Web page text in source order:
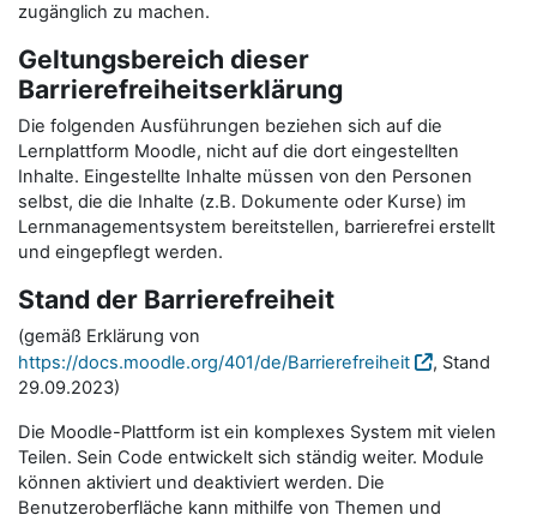
zugänglich zu machen.
Geltungsbereich dieser
Barrierefreiheitserklärung
Die folgenden Ausführungen beziehen sich auf die
Lernplattform Moodle, nicht auf die dort eingestellten
Inhalte. Eingestellte Inhalte müssen von den Personen
selbst, die die Inhalte (z.B. Dokumente oder Kurse) im
Lernmanagementsystem bereitstellen, barrierefrei erstellt
und eingepflegt werden.
Stand der Barrierefreiheit
(gemäß Erklärung von
https://docs.moodle.org/401/de/Barrierefreiheit
, Stand
29.09.2023)
Die Moodle-Plattform ist ein komplexes System mit vielen
Teilen. Sein Code entwickelt sich ständig weiter. Module
können aktiviert und deaktiviert werden. Die
Benutzeroberfläche kann mithilfe von Themen und